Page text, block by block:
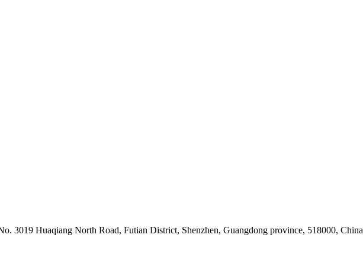
3019 Huaqiang North Road, Futian District, Shenzhen, Guangdong province, 518000, China